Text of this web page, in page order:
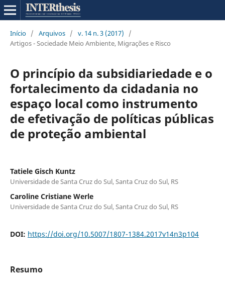
Início / Arquivos / v. 14 n. 3 (2017)
/
Artigos - Sociedade Meio Ambiente, Migrações e Risco
O princípio da subsidiariedade e o
fortalecimento da cidadania no
espaço local como instrumento
de efetivação de políticas públicas
de proteção ambiental
Tatiele Gisch Kuntz
Universidade de Santa Cruz do Sul, Santa Cruz do Sul, RS
Caroline Cristiane Werle
Universidade de Santa Cruz do Sul, Santa Cruz do Sul, RS
DOI: https://doi.org/10.5007/1807-1384.2017v14n3p104
Resumo